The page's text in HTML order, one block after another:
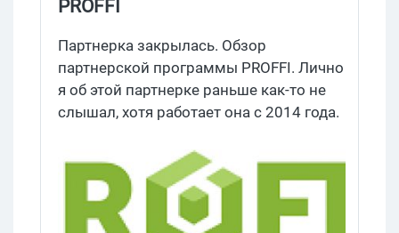
PROFFI
Партнерка закрылась. Обзор
партнерской программы PROFFI. Лично
я об этой партнерке раньше как-то не
слышал, хотя работает она с 2014 года.
которое представитель сети дал
одному из интернет-порталов о CPA-
маргетинге. Суть интервью в
следующем: у PROFFI есть хорошее